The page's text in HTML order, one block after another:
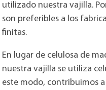
utilizado nuestra vajilla.
son preferibles a los
finitas.
En lugar de celulosa de
nuestra vajilla se utiliza
este modo, contribuimos